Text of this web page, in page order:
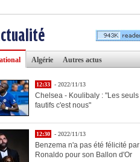
Algérie Autres actus
12:33 - 2022/11/13
Chelsea - Koulibaly : "Les seuls
fautifs c'est nous"
12:30 - 2022/11/13
Benzema n'a pas été félicité par
Ronaldo pour son Ballon d'Or